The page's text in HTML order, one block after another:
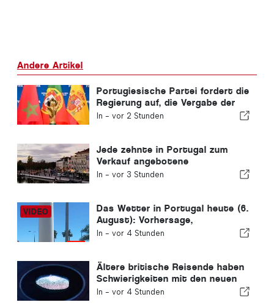
Andere Artikel
Portugiesische Partei fordert die
Regierung auf, die Vergabe der
Fußball-WM 2030 an Marokko
In - vor 2 Stunden
Jede zehnte in Portugal zum
Verkauf angebotene
Wohnimmobilie wird in weniger
In - vor 3 Stunden
Das Wetter in Portugal heute (6.
August): Vorhersage,
Temperaturen und was Sie
In - vor 4 Stunden
Ältere britische Reisende haben
Schwierigkeiten mit den neuen
Fingerabdruckkontrollen der
In - vor 4 Stunden